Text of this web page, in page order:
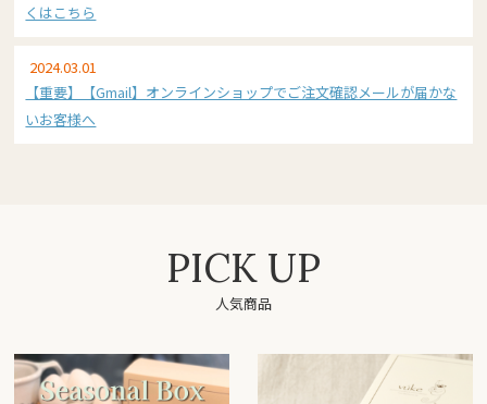
くはこちら
2024.03.01
【重要】【Gmail】オンラインショップでご注文確認メールが届かな
いお客様へ
PICK UP
人気商品